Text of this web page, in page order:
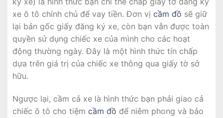
xe ô tô chính chủ để vay tiền. Đơn vị cầm đồ sẽ giữ
lại bản gốc giấy đăng ký xe, còn bạn vẫn được toàn
quyền sử dụng chiếc xe của mình cho các hoạt
động thường ngày. Đây là một hình thức tín chấp
dựa trên giá trị của chiếc xe thông qua giấy tờ sở
hữu.
Ngược lại, cầm cả xe là hình thức bạn phải giao cả
chiếc ô tô cho tiệm cầm đồ để niêm phong và bảo